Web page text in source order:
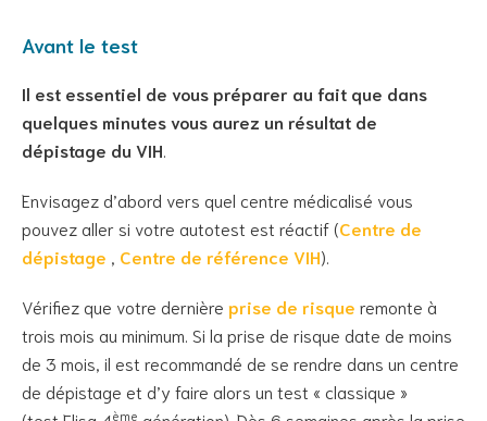
Avant le test
Il est essentiel de vous préparer au fait que dans
quelques minutes vous aurez un résultat de
dépistage du VIH
Envisagez d’abord vers quel centre médicalisé vous
pouvez aller si votre autotest est réactif (Centre de
dépistage
Centre de référence VIH).
Vérifiez que votre dernière prise de risque remonte à
trois mois au minimum. Si la prise de risque date de moins
de 3 mois, il est recommandé de se rendre dans un centre
de dépistage et d’y faire alors un test « classique »
ème